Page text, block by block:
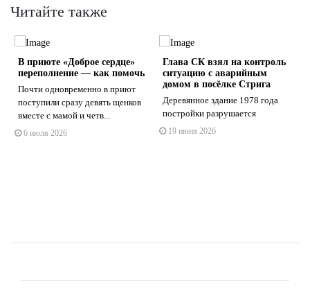
Читайте также
В приюте «Доброе сердце»
переполнение — как помочь
Почти одновременно в приют
поступили сразу девять щенков
вместе с мамой и четв...
6 июля 2026
Глава СК взял на контроль
ситуацию с аварийным
домом в посёлке Стрига
Деревянное здание 1978 года
постройки разрушается
19 июня 2026